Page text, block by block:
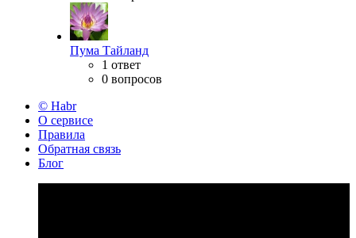
Пума Тайланд
1 ответ
0 вопросов
© Habr
О сервисе
Правила
Обратная связь
Блог